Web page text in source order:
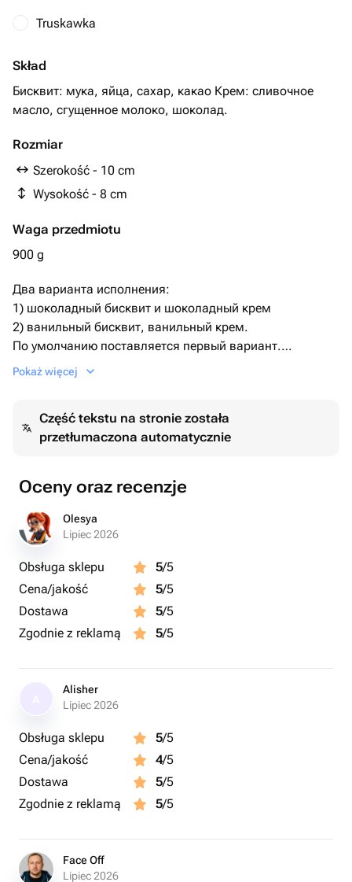
Truskawka
Skład
Бисквит: мука, яйца, сахар, какао Крем: сливочное
масло, сгущенное молоко, шоколад.
Rozmiar
Szerokość - 10 cm
Wysokość - 8 cm
Waga przedmiotu
900 g
Два варианта исполнения:
1) шоколадный бисквит и шоколадный крем
2) ванильный бисквит, ванильный крем.
По умолчанию поставляется первый вариант.
Необходимый Вариант можно указать комментарием
заказа.
Pokaż więcej
Część tekstu na stronie została
przetłumaczona automatycznie
Oceny oraz recenzje
Olesya
Lipiec 2026
Obsługa sklepu 5/5
Cena/jakość
5/5
Dostawa
5/5
Zgodnie z reklamą
5/5
Alisher
Lipiec 2026
Obsługa sklepu 5/5
Cena/jakość
4/5
Dostawa
5/5
Zgodnie z reklamą
5/5
Face Off
Lipiec 2026